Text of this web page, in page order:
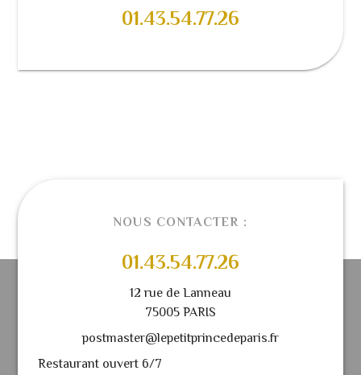
01.43.54.77.26
NOUS CONTACTER :
01.43.54.77.26
12 rue de Lanneau
75005 PARIS
postmaster@lepetitprincedeparis.fr
Restaurant ouvert 6/7